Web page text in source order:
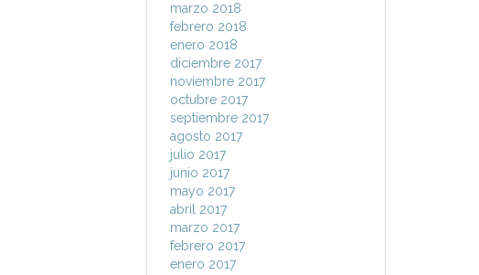
marzo 2018
febrero 2018
enero 2018
diciembre 2017
noviembre 2017
octubre 2017
septiembre 2017
agosto 2017
julio 2017
junio 2017
mayo 2017
abril 2017
marzo 2017
febrero 2017
enero 2017